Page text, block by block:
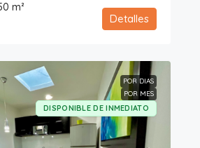
m²
Detalles
POR DIAS
POR MES
DISPONIBLE DE INMEDIATO